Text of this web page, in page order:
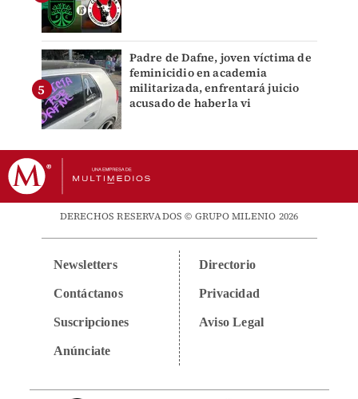
Padre de Dafne, joven víctima de
feminicidio en academia
militarizada, enfrentará juicio
acusado de haberla vi
DERECHOS RESERVADOS © GRUPO MILENIO 2026
Newsletters
Contáctanos
Suscripciones
Anúnciate
Directorio
Privacidad
Aviso Legal